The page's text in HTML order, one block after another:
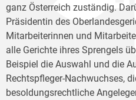
ganz Österreich zuständig.
Präsidentin des
Mitarbeiterinnen und
alle Gerichte ihres Sprengels
Beispiel die Auswahl und die
Rechtspfleger-Nachwuchses,
besoldungsrechtliche